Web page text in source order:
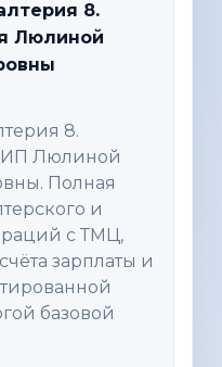
8.
Люлиной
8.
ИП Люлиной
Полная
и
с ТМЦ,
зарплаты и
базовой